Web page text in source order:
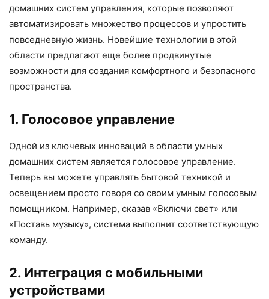
домашних систем управления, которые позволяют
автоматизировать множество процессов и упростить
повседневную жизнь. Новейшие технологии в этой
области предлагают еще более продвинутые
возможности для создания комфортного и безопасного
пространства.
1. Голосовое управление
Одной из ключевых инноваций в области умных
домашних систем является голосовое управление.
Теперь вы можете управлять бытовой техникой и
освещением просто говоря со своим умным голосовым
помощником. Например, сказав «Включи свет» или
«Поставь музыку», система выполнит соответствующую
команду.
2. Интеграция с мобильными
устройствами